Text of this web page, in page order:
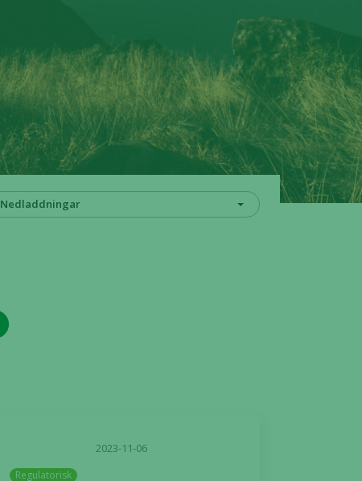
Nedladdningar
2023-11-06
Regulatorisk